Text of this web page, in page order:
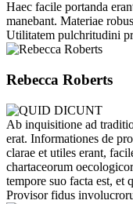
Haec facile portanda
manebant. Materiae
Utilitatem pulchritudini
Rebecca Roberts
Ab inquisitione ad
erat. Informationes de
clarae et utiles erant,
chartaceorum
tempore suo facta est, et
Provisor fidus